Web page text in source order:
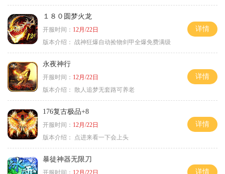
１８０圆梦火龙
开服时间： 12月/22日
版本介绍： 战神狂爆自动捡物剑甲全爆免费满级
详情
永夜神行
开服时间： 12月/22日
版本介绍： 散人追梦无套路可养老
详情
176复古极品+8
开服时间： 12月/22日
版本介绍：
点进来看一下会上头
详情
暴徒神器无限刀
开服时间： 12月/22日
详情